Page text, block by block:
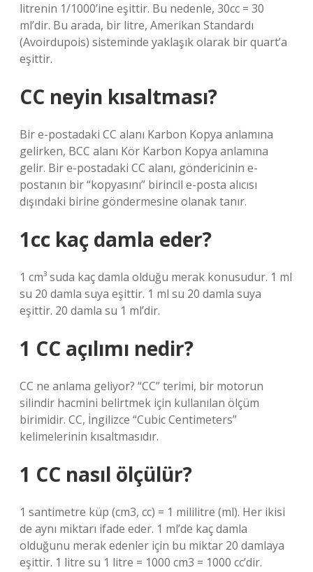
litrenin 1/1000’ine eşittir. Bu nedenle, 30cc = 30
ml’dir. Bu arada, bir litre, Amerikan Standardı
(Avoirdupois) sisteminde yaklaşık olarak bir quart’a
eşittir.
CC neyin kısaltması?
Bir e-postadaki CC alanı Karbon Kopya anlamına
gelirken, BCC alanı Kör Karbon Kopya anlamına
gelir. Bir e-postadaki CC alanı, göndericinin e-
postanın bir “kopyasını” birincil e-posta alıcısı
dışındaki birine göndermesine olanak tanır.
1cc kaç damla eder?
1 cm³ suda kaç damla olduğu merak konusudur. 1 ml
su 20 damla suya eşittir. 1 ml su 20 damla suya
eşittir. 20 damla su 1 ml’dir.
1 CC açılımı nedir?
CC ne anlama geliyor? “CC” terimi, bir motorun
silindir hacmini belirtmek için kullanılan ölçüm
birimidir. CC, İngilizce “Cubic Centimeters”
kelimelerinin kısaltmasıdır.
1 CC nasıl ölçülür?
1 santimetre küp (cm3, cc) = 1 mililitre (ml). Her ikisi
de aynı miktarı ifade eder. 1 ml’de kaç damla
olduğunu merak edenler için bu miktar 20 damlaya
eşittir. 1 litre su 1 litre = 1000 cm3 = 1000 cc’dir.